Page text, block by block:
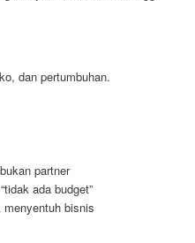
dan pertumbuhan.
partner
ada budget”
bisnis